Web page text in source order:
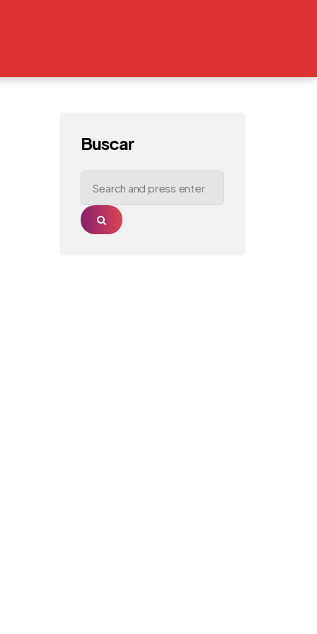
Buscar
Search
for:
Search